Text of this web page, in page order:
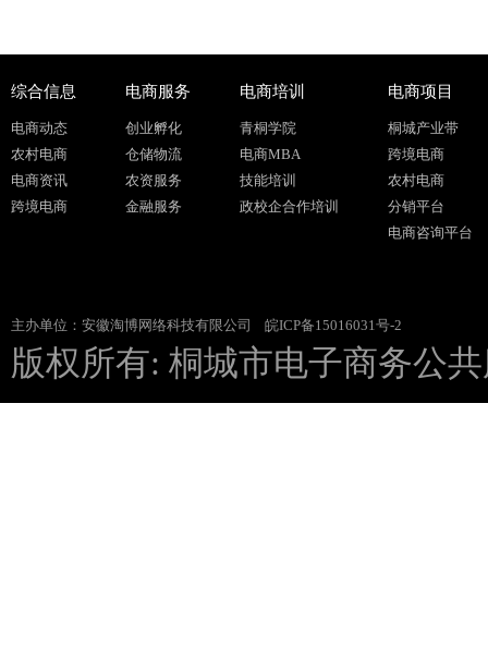
综合信息
电商动态
农村电商
电商资讯
跨境电商
电商服务
创业孵化
仓储物流
农资服务
金融服务
电商培训
青桐学院
电商MBA
技能培训
政校企合作培训
电商项目
桐城产业带
跨境电商
农村电商
分销平台
电商咨询平台
主办单位：安徽淘博网络科技有限公司 皖ICP备15016031号-2
版权所有: 桐城市电子商务公